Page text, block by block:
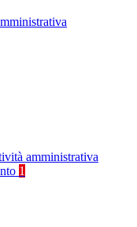
amministrativa
1